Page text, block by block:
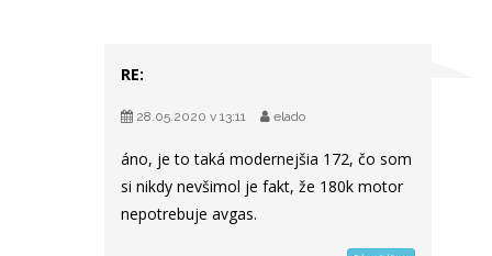
RE:
28.05.2020 v 13:11 elado
áno, je to taká modernejšia 172, čo som
si nikdy nevšimol je fakt, že 180k motor
nepotrebuje avgas.